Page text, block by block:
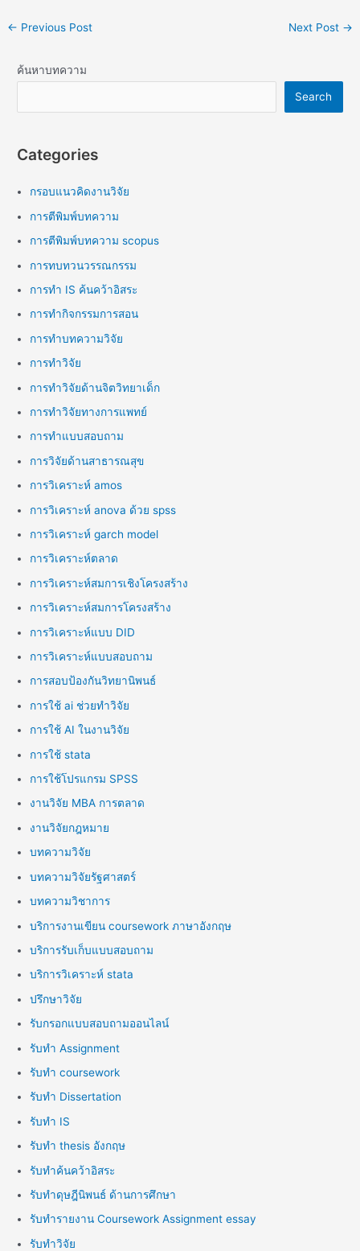
← Previous Post Next Post →
ค้นหาบทความ
Search
Categories
กรอบแนวคิดงานวิจัย
การตีพิมพ์บทความ
การตีพิมพ์บทความ scopus
การทบทวนวรรณกรรม
การทำ IS ค้นคว้าอิสระ
การทำกิจกรรมการสอน
การทำบทความวิจัย
การทำวิจัย
การทำวิจัยด้านจิตวิทยาเด็ก
การทำวิจัยทางการแพทย์
การทำแบบสอบถาม
การวิจัยด้านสาธารณสุข
การวิเคราะห์ amos
การวิเคราะห์ anova ด้วย spss
การวิเคราะห์ garch model
การวิเคราะห์ตลาด
การวิเคราะห์สมการเชิงโครงสร้าง
การวิเคราะห์สมการโครงสร้าง
การวิเคราะห์แบบ DID
การวิเคราะห์แบบสอบถาม
การสอบป้องกันวิทยานิพนธ์
การใช้ ai ช่วยทำวิจัย
การใช้ AI ในงานวิจัย
การใช้ stata
การใช้โปรแกรม SPSS
งานวิจัย MBA การตลาด
งานวิจัยกฎหมาย
บทความวิจัย
บทความวิจัยรัฐศาสตร์
บทความวิชาการ
บริการงานเขียน coursework ภาษาอังกฤษ
บริการรับเก็บแบบสอบถาม
บริการวิเคราะห์ stata
ปรึกษาวิจัย
รับกรอกแบบสอบถามออนไลน์
รับทำ Assignment
รับทำ coursework
รับทำ Dissertation
รับทำ IS
รับทำ thesis อังกฤษ
รับทำค้นคว้าอิสระ
รับทำดุษฎีนิพนธ์ ด้านการศึกษา
รับทำรายงาน Coursework Assignment essay
รับทำวิจัย